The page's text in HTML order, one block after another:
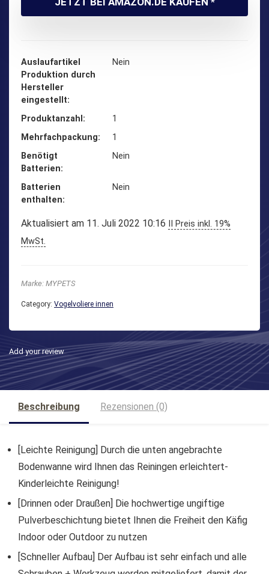
Auslaufartikel
Produktion durch
Hersteller
eingestellt
‎Nein
Produktanzahl
‎1
Mehrfachpackung
‎1
Benötigt
Batterien
‎Nein
Batterien
enthalten
‎Nein
Aktualisiert am 11. Juli 2022 10:16
II Preis inkl. 19%
MwSt.
Marke: MYPETS
Category: Vogelvoliere innen
Add your review
Beschreibung Rezensionen (0)
[Leichte Reinigung] Durch die unten angebrachte
Bodenwanne wird Ihnen das Reiningen erleichtert-
Kinderleichte Reinigung!
[Drinnen oder Draußen] Die hochwertige ungiftige
Pulverbeschichtung bietet Ihnen die Freiheit den Käfig
Indoor oder Outdoor zu nutzen
[Schneller Aufbau] Der Aufbau ist sehr einfach und alle